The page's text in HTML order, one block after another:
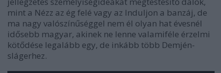
mint a Nézz az ég felé vagy az Induljon a banzáj, de
ma nagy valószínűséggel nem él olyan hat évesnél
idősebb magyar, akinek ne lenne valamiféle érzelmi
kötődése legalább egy, de inkább több Demjén-
slágerhez.